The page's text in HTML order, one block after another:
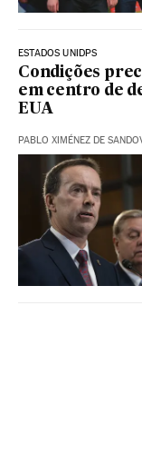
ESTADOS UNIDPS
Condições
em centro de
EUA
PABLO XIMÉNEZ DE